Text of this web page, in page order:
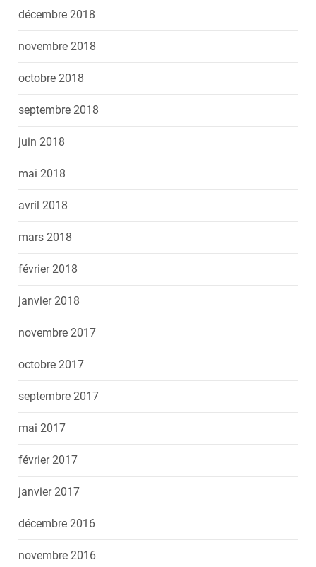
décembre 2018
novembre 2018
octobre 2018
septembre 2018
juin 2018
mai 2018
avril 2018
mars 2018
février 2018
janvier 2018
novembre 2017
octobre 2017
septembre 2017
mai 2017
février 2017
janvier 2017
décembre 2016
novembre 2016